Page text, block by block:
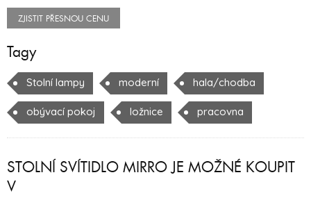
ZJISTIT PŘESNOU CENU
Tagy
Stolní lampy moderní hala/chodba
obývací pokoj ložnice pracovna
STOLNÍ SVÍTIDLO MIRRO JE MOŽNÉ KOUPIT
V